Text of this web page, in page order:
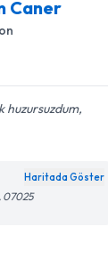
Caner
huzursuzdum,
Haritada Göster
07025